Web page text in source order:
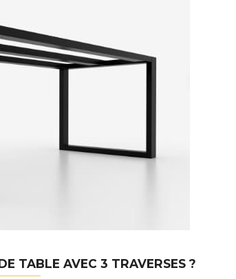
TABLE AVEC 3 TRAVERSES ?